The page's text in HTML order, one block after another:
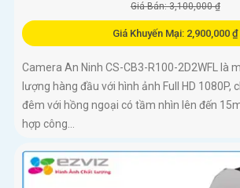
Giá Bán: 3,100,000 ₫
Giá Khuyến Mại: 2,900,000 ₫
Camera An Ninh CS-CB3-R100-2D2WFL là
lượng hàng đầu với hình ảnh Full HD 1080P,
đêm với hồng ngoại có tầm nhìn lên đến
hợp công...